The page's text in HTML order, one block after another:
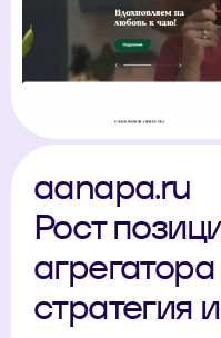
aanapa.ru
Рост
стратегия